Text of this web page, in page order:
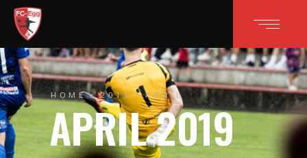
HOME 2019 APRIL
APRIL 2019